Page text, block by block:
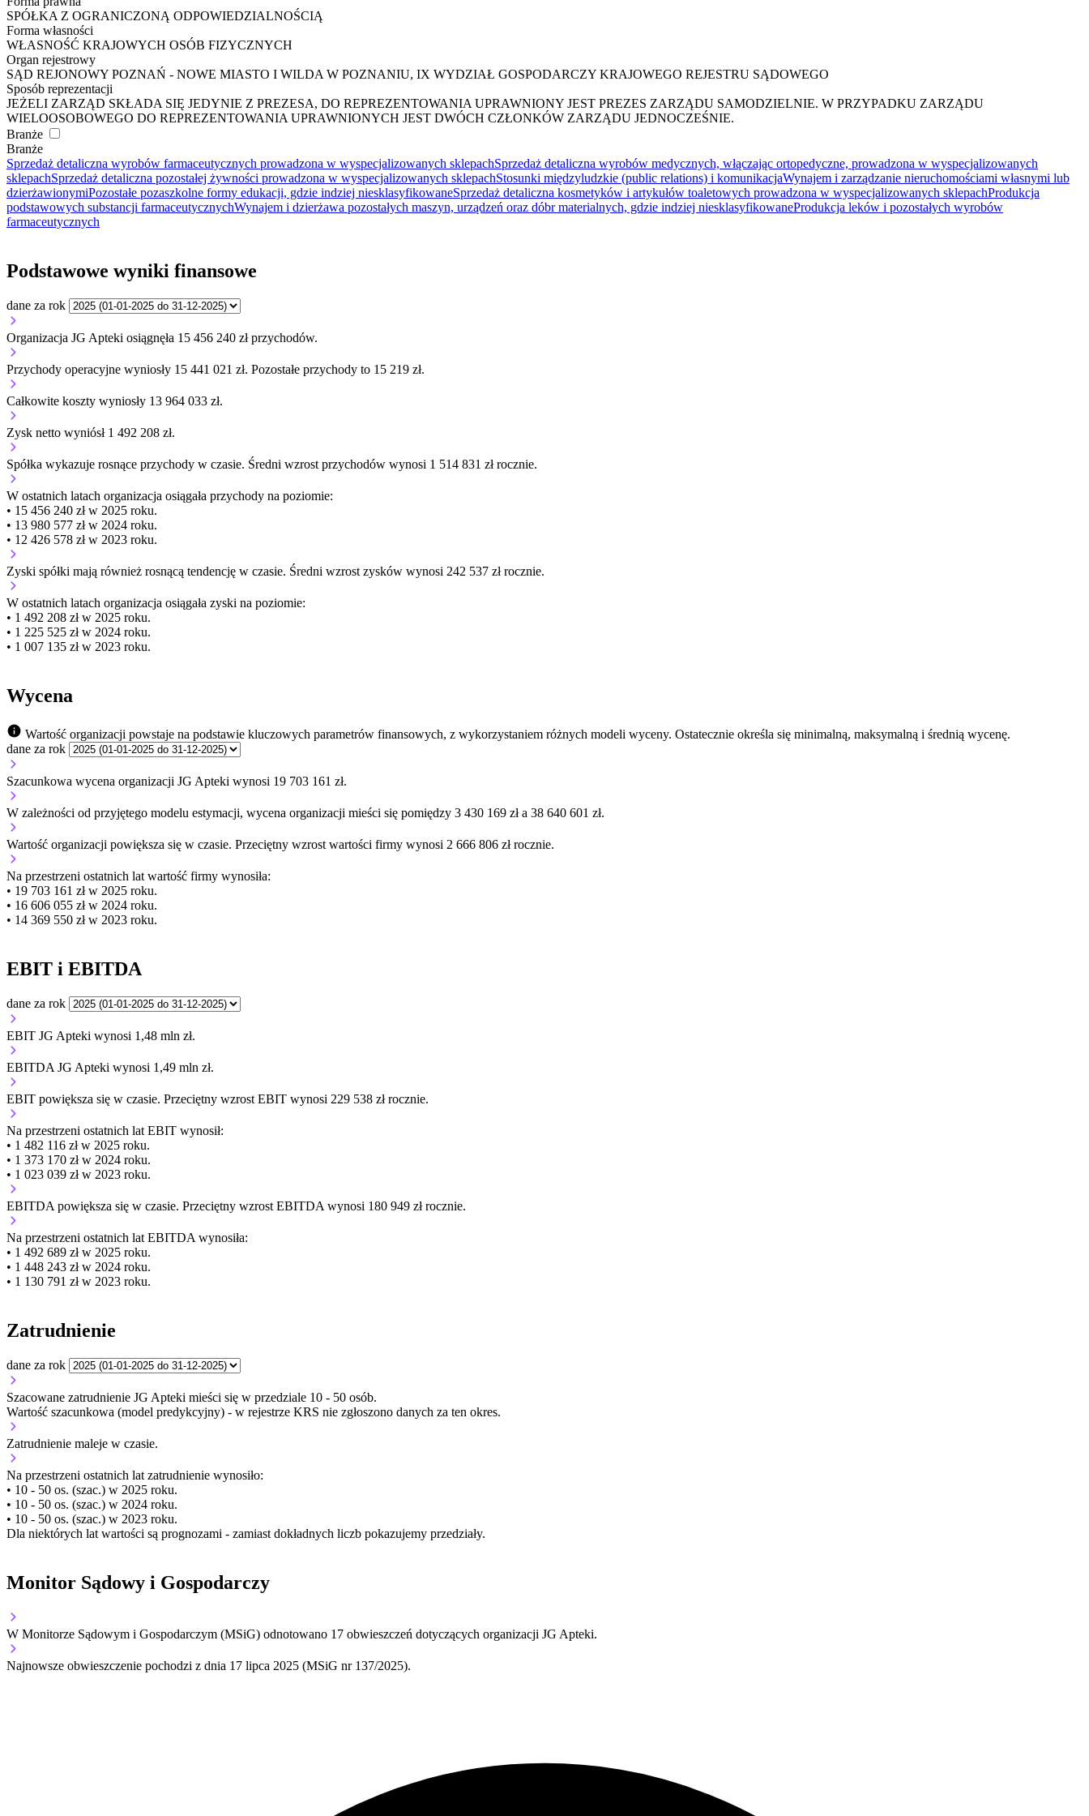
SPÓŁKA Z OGRANICZONĄ ODPOWIEDZIALNOŚCIĄ
Forma własności
WŁASNOŚĆ KRAJOWYCH OSÓB FIZYCZNYCH
Organ rejestrowy
SĄD REJONOWY POZNAŃ - NOWE MIASTO I WILDA W POZNANIU, IX WYDZIAŁ GOSPODARCZY KRAJOWEGO REJESTRU SĄDOWEGO
Sposób reprezentacji
JEŻELI ZARZĄD SKŁADA SIĘ JEDYNIE Z PREZESA, DO REPREZENTOWANIA UPRAWNIONY JEST PREZES ZARZĄDU SAMODZIELNIE. W PRZYPADKU ZARZĄDU
WIELOOSOBOWEGO DO REPREZENTOWANIA UPRAWNIONYCH JEST DWÓCH CZŁONKÓW ZARZĄDU JEDNOCZEŚNIE.
Branże
Branże
Sprzedaż detaliczna wyrobów farmaceutycznych prowadzona w wyspecjalizowanych sklepachSprzedaż detaliczna wyrobów medycznych, włączając ortopedyczne, prowadzona w wyspecjalizowanych
sklepachSprzedaż detaliczna pozostałej żywności prowadzona w wyspecjalizowanych sklepachStosunki międzyludzkie (public relations) i komunikacjaWynajem i zarządzanie nieruchomościami własnymi lub
dzierżawionymiPozostałe pozaszkolne formy edukacji, gdzie indziej niesklasyfikowaneSprzedaż detaliczna kosmetyków i artykułów toaletowych prowadzona w wyspecjalizowanych sklepachProdukcja
podstawowych substancji farmaceutycznychWynajem i dzierżawa pozostałych maszyn, urządzeń oraz dóbr materialnych, gdzie indziej niesklasyfikowaneProdukcja leków i pozostałych wyrobów
farmaceutycznych
Podstawowe wyniki finansowe
dane za rok
Organizacja JG Apteki osiągnęła 15 456 240 zł przychodów.
Przychody operacyjne wyniosły 15 441 021 zł. Pozostałe przychody to 15 219 zł.
Całkowite koszty wyniosły 13 964 033 zł.
Zysk netto wyniósł 1 492 208 zł.
Spółka wykazuje rosnące przychody w czasie. Średni wzrost przychodów wynosi 1 514 831 zł rocznie.
W ostatnich latach organizacja osiągała przychody na poziomie:
• 15 456 240 zł w 2025 roku.
• 13 980 577 zł w 2024 roku.
• 12 426 578 zł w 2023 roku.
Zyski spółki mają również rosnącą tendencję w czasie. Średni wzrost zysków wynosi 242 537 zł rocznie.
W ostatnich latach organizacja osiągała zyski na poziomie:
• 1 492 208 zł w 2025 roku.
• 1 225 525 zł w 2024 roku.
• 1 007 135 zł w 2023 roku.
Wycena
Wartość organizacji powstaje na podstawie kluczowych parametrów finansowych, z wykorzystaniem różnych modeli wyceny. Ostatecznie określa się minimalną, maksymalną i średnią wycenę.
dane za rok
Szacunkowa wycena organizacji JG Apteki wynosi 19 703 161 zł.
W zależności od przyjętego modelu estymacji, wycena organizacji mieści się pomiędzy 3 430 169 zł a 38 640 601 zł.
Wartość organizacji powiększa się w czasie. Przeciętny wzrost wartości firmy wynosi 2 666 806 zł rocznie.
Na przestrzeni ostatnich lat wartość firmy wynosiła:
• 19 703 161 zł w 2025 roku.
• 16 606 055 zł w 2024 roku.
• 14 369 550 zł w 2023 roku.
EBIT i EBITDA
dane za rok
EBIT JG Apteki wynosi 1,48 mln zł.
EBITDA JG Apteki wynosi 1,49 mln zł.
EBIT powiększa się w czasie. Przeciętny wzrost EBIT wynosi 229 538 zł rocznie.
Na przestrzeni ostatnich lat EBIT wynosił:
• 1 482 116 zł w 2025 roku.
• 1 373 170 zł w 2024 roku.
• 1 023 039 zł w 2023 roku.
EBITDA powiększa się w czasie. Przeciętny wzrost EBITDA wynosi 180 949 zł rocznie.
Na przestrzeni ostatnich lat EBITDA wynosiła:
• 1 492 689 zł w 2025 roku.
• 1 448 243 zł w 2024 roku.
• 1 130 791 zł w 2023 roku.
Zatrudnienie
dane za rok
Szacowane zatrudnienie JG Apteki mieści się w przedziale 10 - 50 osób.
Wartość szacunkowa (model predykcyjny) - w rejestrze KRS nie zgłoszono danych za ten okres.
Zatrudnienie maleje w czasie.
Na przestrzeni ostatnich lat zatrudnienie wynosiło:
• 10 - 50 os. (szac.) w 2025 roku.
• 10 - 50 os. (szac.) w 2024 roku.
• 10 - 50 os. (szac.) w 2023 roku.
Dla niektórych lat wartości są prognozami - zamiast dokładnych liczb pokazujemy przedziały.
Monitor Sądowy i Gospodarczy
W Monitorze Sądowym i Gospodarczym (MSiG) odnotowano 17 obwieszczeń dotyczących organizacji JG Apteki.
Najnowsze obwieszczenie pochodzi z dnia 17 lipca 2025 (MSiG nr 137/2025).